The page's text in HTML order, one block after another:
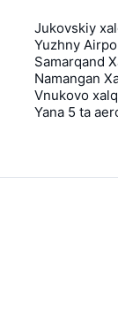
Jukovskiy
Yuzhny
Samarqand
Namangan
Vnukovo
Yana 5 ta